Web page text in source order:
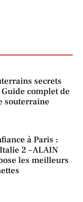
secrets
complet de
souterraine
à Paris :
2 – ALAIN
les meilleurs